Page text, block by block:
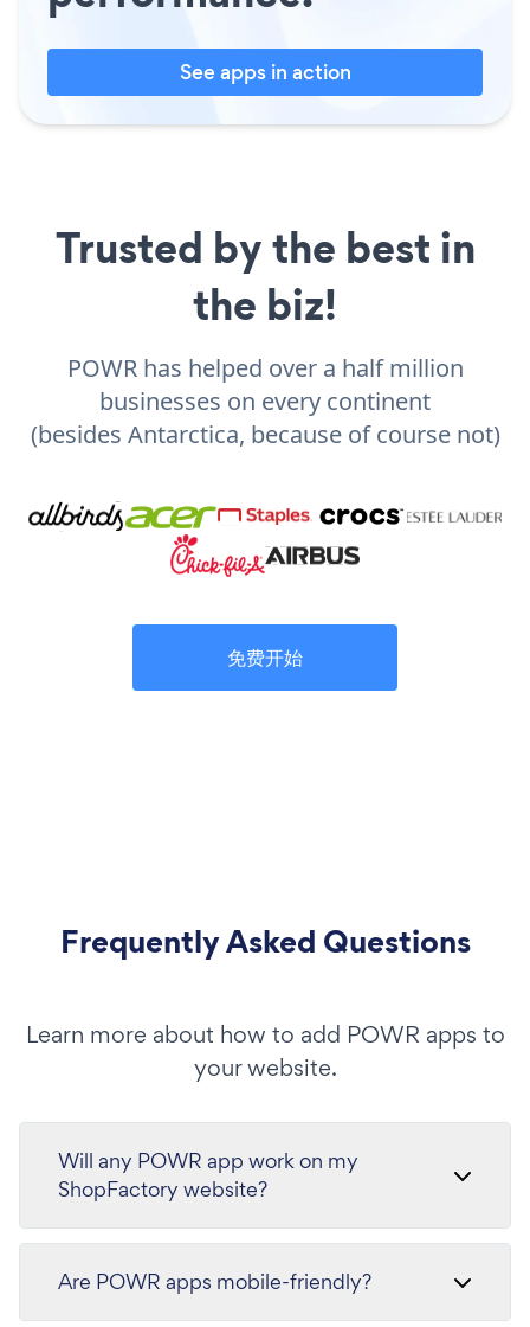
See apps in action
Trusted by the best in
the biz!
POWR has helped over a half million
businesses on every continent
(besides Antarctica, because of course not)
免费开始
Frequently Asked Questions
Learn more about how to add POWR apps to
your website.
Will any POWR app work on my
ShopFactory website?
Are POWR apps mobile-friendly?